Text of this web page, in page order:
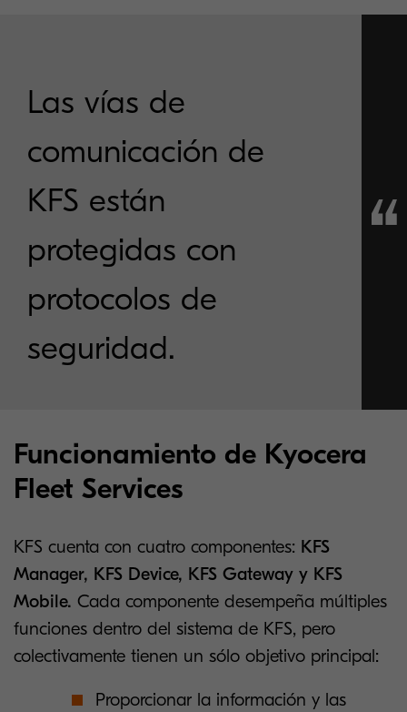
Las vías de
comunicación de
KFS están
protegidas con
protocolos de
seguridad.
Funcionamiento de Kyocera
Fleet Services
KFS cuenta con cuatro componentes: KFS
Manager, KFS Device, KFS Gateway y KFS
Mobile. Cada componente desempeña múltiples
funciones dentro del sistema de KFS, pero
colectivamente tienen un sólo objetivo principal:
Proporcionar la información y las